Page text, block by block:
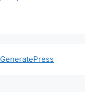
GeneratePress